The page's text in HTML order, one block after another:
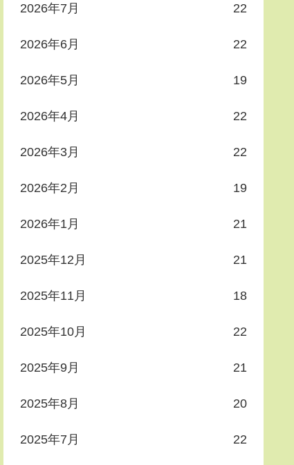
2026年7月 22
2026年6月 22
2026年5月 19
2026年4月 22
2026年3月 22
2026年2月 19
2026年1月 21
2025年12月 21
2025年11月 18
2025年10月 22
2025年9月 21
2025年8月 20
2025年7月 22